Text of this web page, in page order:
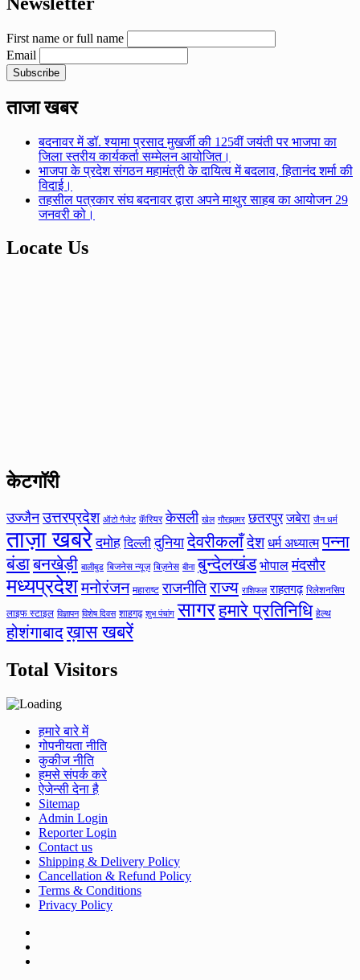
First name or full name
Email
ताजा खबर
बदनावर में डॉ. श्यामा प्रसाद मुखर्जी की 125वीं जयंती पर भाजपा का
जिला स्तरीय कार्यकर्ता सम्मेलन आयोजित।
भाजपा के प्रदेश संगठन महामंत्री के दायित्व में बदलाव, हितानंद शर्मा की
विदाई।
तहसील पत्रकार संघ बदनावर द्वारा अपने माथुर साहब का आयोजन 29
जनवरी को।
Locate Us
केटगॉरी
उज्जैन उत्तरप्रदेश ऑटो गैजेट कॅरियर केसली खेल गौरझामर छतरपुर जबेरा जैन धर्म
ताज़ा खबरे दमोह दिल्ली दुनिया देवरीकलाँदेश धर्म अध्यात्म पन्ना
बंडाबनखेड़ी बालीबुड बिजनेस न्यूज़ बिज़नेस बीना बुन्देलखंड भोपाल मंदसौर
मध्यप्रदेशमनोरंजन महाराष्ट राजनीतिराज्य राशिफल राहतगढ़ रिलेशनसिप
लाइफ स्टाइल विज्ञापन विशेष दिवस शाहगढ़ शुभ पंचांग सागरहमारे प्रतिनिधि हेल्थ
होशंगाबादख़ास खबरें
Total Visitors
हमारे बारे में
गोपनीयता नीति
कुकीज नीति
हमसे संपर्क करे
ऐजेन्सी देना है
Sitemap
Admin Login
Reporter Login
Contact us
Shipping & Delivery Policy
Cancellation & Refund Policy
Terms & Conditions
Privacy Policy